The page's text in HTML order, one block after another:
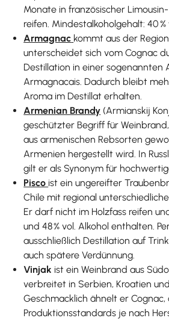
Monate in französischer
reifen. Mindestalkoholgehalt: 40 %
Armagnac kommt aus der
unterscheidet sich vom Cognac
Destillation in einer sogenannten
Armagnacais. Dadurch bleibt
Aroma im Destillat erhalten.
Armenian Brandy (Armianskij
geschützter Begriff für
aus armenischen Rebsorten
Armenien hergestellt wird. In
gilt er als Synonym für
Pisco ist ein ungereifter
Chile mit regional
Er darf nicht im Holzfass reifen
und 48 % vol. Alkohol enthalten.
ausschließlich Destillation auf
auch spätere Verdünnung.
Vinjak ist ein Weinbrand aus
verbreitet in Serbien, Kroatien
Geschmacklich ähnelt er Cognac,
Produktionsstandards je nach